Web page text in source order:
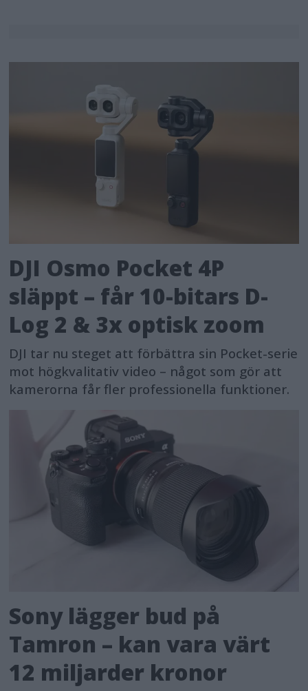
DJI Osmo Pocket 4P
släppt – får 10-bitars D-
Log 2 & 3x optisk zoom
DJI tar nu steget att förbättra sin Pocket-serie
mot högkvalitativ video – något som gör att
kamerorna får fler professionella funktioner.
Sony lägger bud på
Tamron – kan vara värt
12 miljarder kronor